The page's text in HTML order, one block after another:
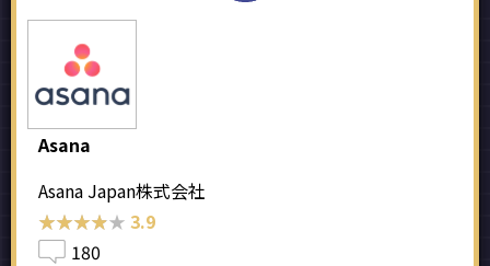
Asana
Asana Japan株式会社
★★★★★
★★★★★ 3.9
180